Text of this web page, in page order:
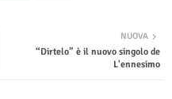
NUOVA
“Dirtelo” è il nuovo singolo de
L'ennesimo